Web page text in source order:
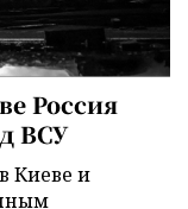
Россия
ВСУ
Киеве и